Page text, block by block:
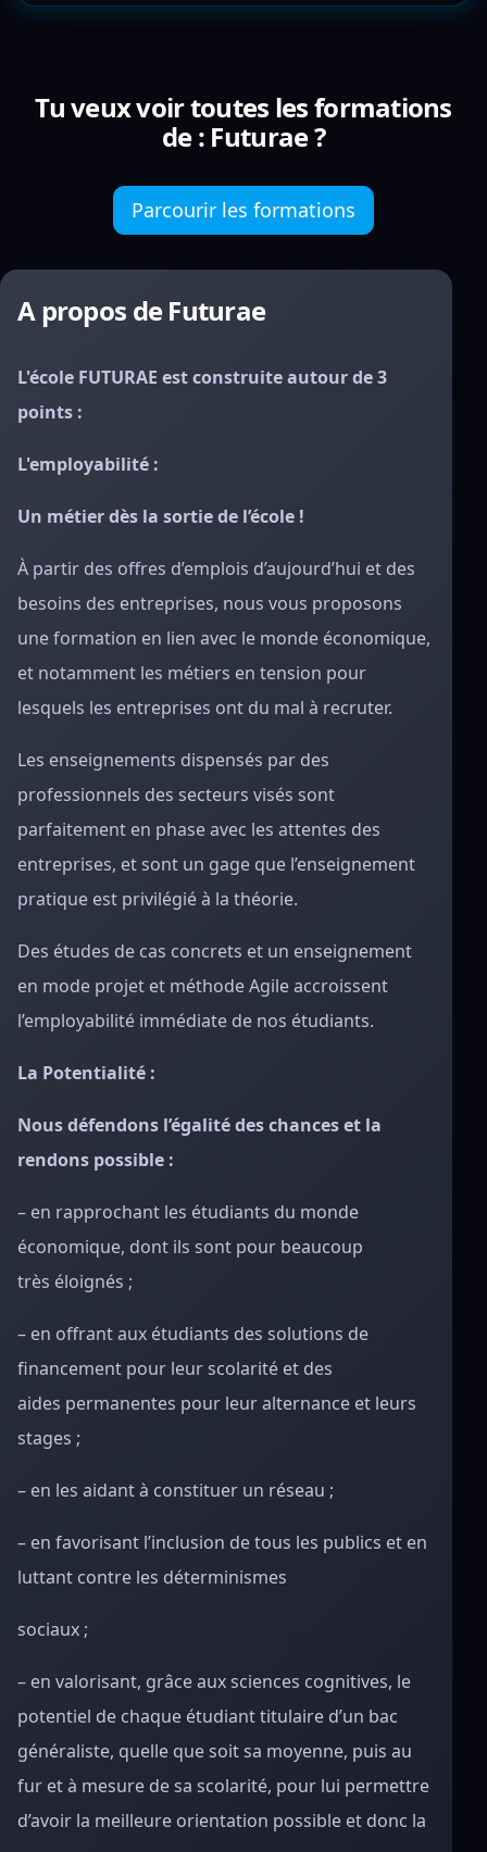
Tu veux voir toutes les formations
de : Futurae ?
Parcourir les formations
A propos de Futurae
L'école FUTURAE est construite autour de 3
points :
L'employabilité :
Un métier dès la sortie de l’école !
À partir des offres d’emplois d’aujourd’hui et des
besoins des entreprises, nous vous proposons
une formation en lien avec le monde économique,
et notamment les métiers en tension pour
lesquels les entreprises ont du mal à recruter.
Les enseignements dispensés par des
professionnels des secteurs visés sont
parfaitement en phase avec les attentes des
entreprises, et sont un gage que l’enseignement
pratique est privilégié à la théorie.
Des études de cas concrets et un enseignement
en mode projet et méthode Agile accroissent
l’employabilité immédiate de nos étudiants.
La Potentialité :
Nous défendons l’égalité des chances et la
rendons possible :
– en rapprochant les étudiants du monde
économique, dont ils sont pour beaucoup
très éloignés ;
– en offrant aux étudiants des solutions de
financement pour leur scolarité et des
aides permanentes pour leur alternance et leurs
stages ;
– en les aidant à constituer un réseau ;
– en favorisant l’inclusion de tous les publics et en
luttant contre les déterminismes
sociaux ;
– en valorisant, grâce aux sciences cognitives, le
potentiel de chaque étudiant titulaire d’un bac
généraliste, quelle que soit sa moyenne, puis au
fur et à mesure de sa scolarité, pour lui permettre
d’avoir la meilleure orientation possible et donc la